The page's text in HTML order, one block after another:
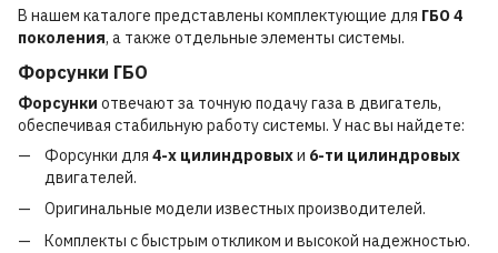
В нашем каталоге представлены комплектующие для ГБО 4
поколения, а также отдельные элементы системы.
Форсунки ГБО
Форсунки отвечают за точную подачу газа в двигатель,
обеспечивая стабильную работу системы. У нас вы найдете:
Форсунки для 4-х цилиндровыхи 6-ти цилиндровых
двигателей.
Оригинальные модели известных производителей.
Комплекты с быстрым откликом и высокой надежностью.